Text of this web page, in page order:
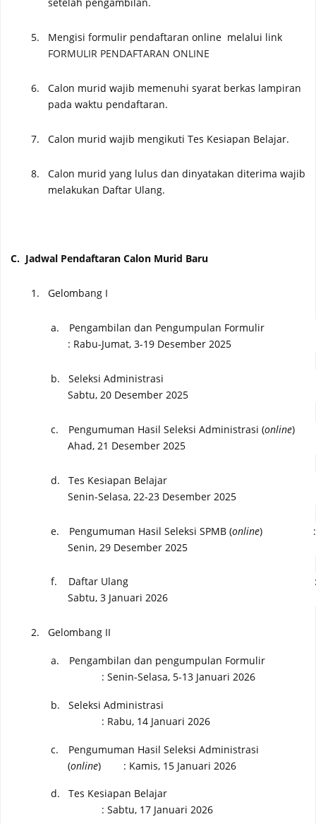
5.
Mengisi formulir pendaftaran online melalui link
FORMULIR PENDAFTARAN ONLINE
6. Calon murid wajib memenuhi syarat berkas lampiran
pada waktu pendaftaran.
7. Calon murid wajib mengikuti Tes Kesiapan Belajar.
8.
Calon murid yang lulus dan dinyatakan diterima wajib
melakukan Daftar Ulang.
C. Jadwal Pendaftaran Calon Murid Baru
1. Gelombang I
a.
Pengambilan dan Pengumpulan Formulir
: Rabu-Jumat,3-19 Desember 2025
b.
Seleksi Administrasi
Sabtu,20 Desember 2025
c. Pengumuman Hasil Seleksi Administrasi (online)
Ahad,21 Desember 2025
d.
Tes Kesiapan Belajar
Senin-Selasa, 22-23 Desember 2025
e. Pengumuman HasilSeleksi SPMB(online)
:
Senin, 29 Desember 2025
f. Daftar Ulang
Sabtu, 3 Januari 2026
2. Gelombang II
a.
Pengambilan dan pengumpulan Formulir
: Senin-Selasa, 5-13 Januari2026
b.
Seleksi Administrasi
: Rabu, 14 Januari2026
c.
Pengumuman Hasil Seleksi Administrasi
(online) : Kamis, 15 Januari 2026
d. Tes Kesiapan Belajar
:Sabtu, 17 Januari2026